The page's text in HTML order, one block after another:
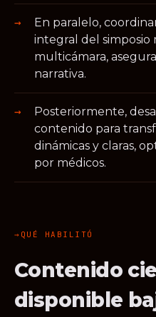
En paralelo,
integral del
multicámara,
narrativa.
Posteriormente,
contenido para
dinámicas y claras,
por médicos.
QUÉ HABILITÓ
Contenido
disponible